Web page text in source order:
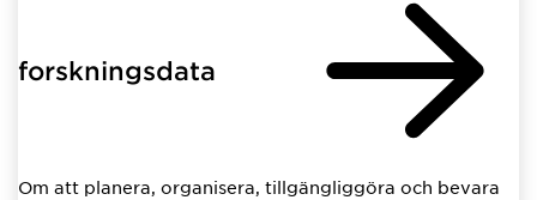
forskningsdata
Om att planera, organisera, tillgängliggöra och bevara